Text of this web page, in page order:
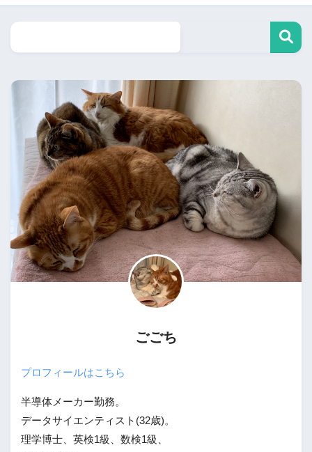
ごごち
プロフィールはこちら
半導体メーカー勤務。
データサイエンティスト(32歳)。
理学博士、英検1級、数検1級、